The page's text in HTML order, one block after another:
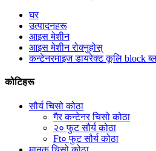
घर
उत्पादनहरू
आइस मेशीन
आइस मेशीन रोक्नुहोस्
कन्टेनरमाइज डायरेक्ट कूलि block
कोटिहरू
सौर्य चिसो कोठा
गैर कन्टेनर चिसो कोठा
२० फुट सौर्य कोठा
Ft० फुट सौर्य कोठा